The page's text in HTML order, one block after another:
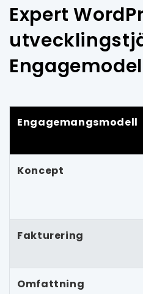
Expert
Engagemangsmodell
Koncept
Fakturering
Omfattning